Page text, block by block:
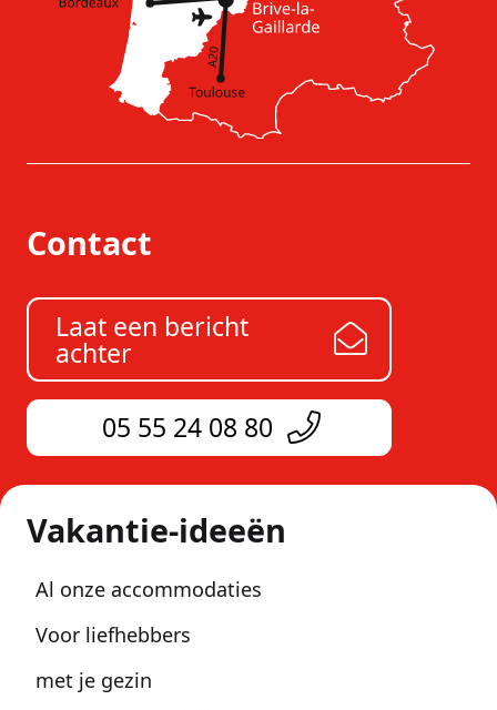
Contact
Laat een bericht
achter
05 55 24 08 80
Vakantie-ideeën
Al onze accommodaties
Voor liefhebbers
met je gezin